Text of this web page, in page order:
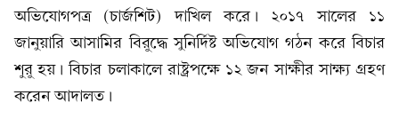
অভিযোগপত্র (চার্জশিট) দাখিল করে। ২০১৭ সালের ১১
জানুয়ারি আসামির বিরুদ্ধে সুনির্দিষ্ট অভিযোগ গঠন করে বিচার
শুরু হয়। বিচার চলাকালে রাষ্ট্রপক্ষে ১২ জন সাক্ষীর সাক্ষ্য গ্রহণ
করেন আদালত।